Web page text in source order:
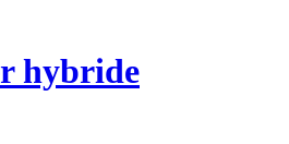
hybride